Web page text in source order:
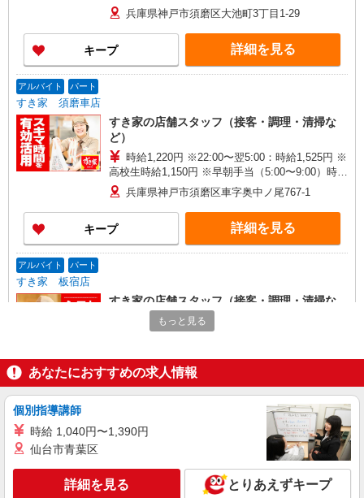
兵庫県神戸市須磨区大池町3丁目1-29
キープ 詳細を見る
アルバイト パート
すき家 須磨車店
すき家の店舗スタッフ（接客・調理・清掃な
ど）
時給1,220円 ※22:00〜翌5:00：時給1,525円 ※
高校生時給1,150円 ※早朝手当（5:00〜9:00）時給
＋150円
兵庫県神戸市須磨区車字奥中ノ尾767-1
キープ 詳細を見る
アルバイト パート
すき家 板宿店
すき家の店舗スタッフ（接客・調理・清掃な
兵庫県神戸市須磨区大黒町3-3-26山本ビル
キープ 詳細を見る
パート
イフスコヘルスケア株式会社
保育園での調理補助業務のお仕事です。
時給：1116円
もっと見る
あなたにおすすめの求人情報
個別指導講師
時給 1,040円〜1,390円
仙台市青葉区
詳細を見る とりあえずキープ